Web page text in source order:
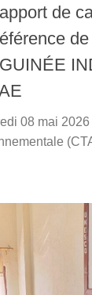
de
08 mai